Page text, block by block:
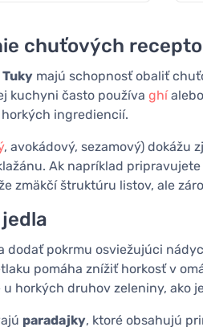
chuťových
Tuky majú schopnosť obaliť
kuchyni často používa ghí
ingrediencií.
, avokádový, sezamový) dokážu
Ak napríklad
zmäkčí štruktúru listov, ale
dodať pokrmu osviežujúci
pomáha znížiť horkosť v
horkých druhov zeleniny, ako
paradajky, ktoré obsahujú